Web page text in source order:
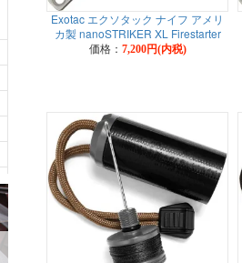
Exotac エクソタック ナイフ アメリ
カ製 nanoSTRIKER XL Firestarter
価格： 7,200円(内税)